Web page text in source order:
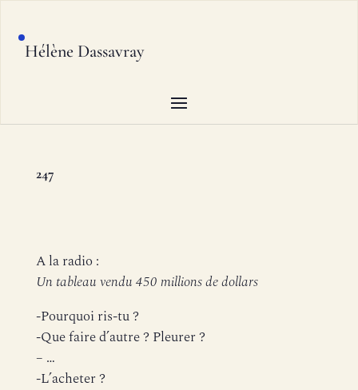
Hélène Dassavray
247
A la radio :
Un tableau vendu 450 millions de dollars
-Pourquoi ris-tu ?
-Que faire d’autre ? Pleurer ?
– …
-L’acheter ?